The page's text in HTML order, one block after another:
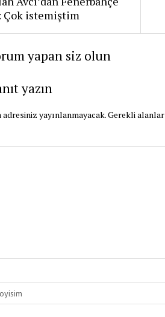
Çok istemiştim
yapan siz olun
yazın
yayınlanmayacak.Gerekli alanlar